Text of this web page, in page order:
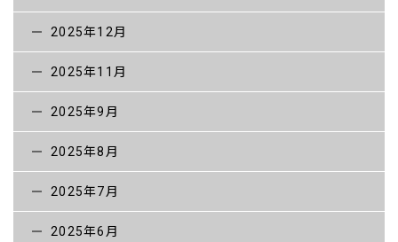
2025年12月
2025年11月
2025年9月
2025年8月
2025年7月
2025年6月
建設DXの取り組み
2023年取り組み
2021年計画
建設DX MOVIE